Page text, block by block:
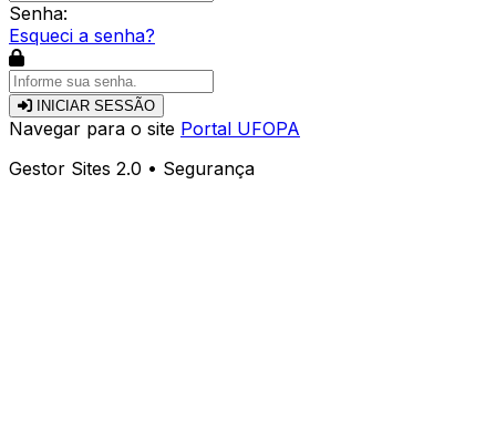
Senha:
Esqueci a senha?
INICIAR SESSÃO
Navegar para o site Portal UFOPA
Gestor Sites 2.0 • Segurança